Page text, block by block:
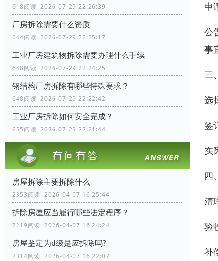
618阅读 2026-07-29 22:26:39
厂房拆除需要什么资质
644阅读 2026-07-29 22:25:17
工业厂房建筑物拆除需要办理什么手续
648阅读 2026-07-29 22:24:25
钢结构厂房拆除有哪些特殊要求？
648阅读 2026-07-29 22:22:42
工业厂房拆除如何安全完成？
655阅读 2026-07-29 22:21:44
房屋拆除主要拆除什么
2353阅读 2026-04-07 16:25:44
拆除房屋应当履行哪些法定程序？
2219阅读 2026-04-07 16:24:24
房屋鉴定为d级是应拆除吗?
2314阅读 2026-04-07 16:22:07
申
公
事
三
选
签
实
四
清
验
补